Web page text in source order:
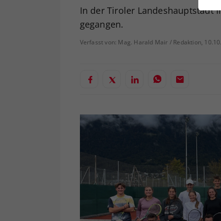
In der Tiroler Landeshauptstadt
gegangen.
Verfasst von: Mag. Harald Mair / Redaktion,